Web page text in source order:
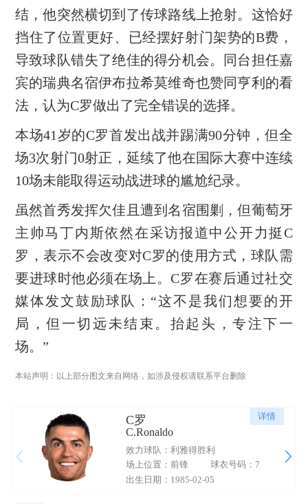
结，他突然横切到了传球路线上抢射。这恰好
挡住了位置更好、已经摆好射门架势的B费，
导致球队错失了绝佳的得分机会。同台担任嘉
宾的瑞典名宿伊布拉希莫维奇也赞同亨利的看
法，认为C罗做出了完全错误的选择。
本场41岁的C罗首发出战并踢满90分钟，但全
场3次射门0射正，延续了他在国际大赛中连续
10场未能取得运动战进球的尴尬纪录。
虽然首秀发挥欠佳且遭到名宿围剿，但葡萄牙
主帅马丁内斯依然在采访报道中公开力挺C
罗，表示不会改变对C罗的使用方式，球队需
要进球时他必须在场上。C罗在赛后通过社交
媒体发文鼓励球队：“这不是我们想要的开
局，但一切远未结束。抬起头，专注下一
场。”
本站声明：以上部分图文来自网络，如涉及侵权请联系平台删除
详情
C罗
C.Ronaldo
效力球队：利雅得胜利
场上位置：前锋
球衣号码：7
出生日期：1985-02-05